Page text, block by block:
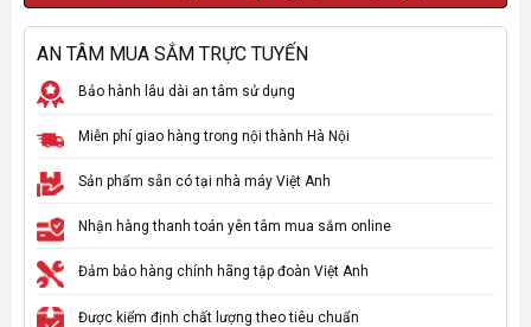
AN TÂM MUA SẮM TRỰC TUYẾN
Bảo hành lâu dài an tâm sử dụng
Miễn phí giao hàng trong nội thành Hà Nội
Sản phẩm sẵn có tại nhà máy Việt Anh
Nhận hàng thanh toán yên tâm mua sắm online
Đảm bảo hàng chính hãng tập đoàn Việt Anh
Được kiểm định chất lượng theo tiêu chuẩn